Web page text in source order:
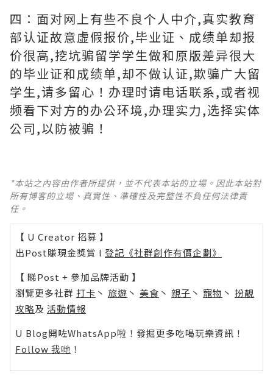
四：面对网上有些不良个人中介,真实教育
部认证故意虚假报价,毕业证、成绩单却报
价很高,挖坑骗留学学生做和原版差异很大
的毕业证和成绩单,却不做认证,欺骗广大留
学生,请多留心！办理时请电话联系,或者视
频看下对方的办公环境,办理实力,选择实体
公司,以防被骗！
*本站之內容由作者所提供，並不代表本站的立場。因此本站對
所有博客的立場、真實性、準確性及完整性不負任何法律責
任。
【 U Creator 招募 】
出Post賺現金獎賞 l 登記《社群創作有價企劃》
【 睇Post + 參加品牌活動 】
瀏覽更多社群 打卡 丶 旅遊 丶 美食 丶 親子 丶 寵物 丶 扮靚
攻略及 活動情報
U Blog開咗WhatsApp啦！發掘更多吃喝玩樂資訊！
Follow 我哋 ！